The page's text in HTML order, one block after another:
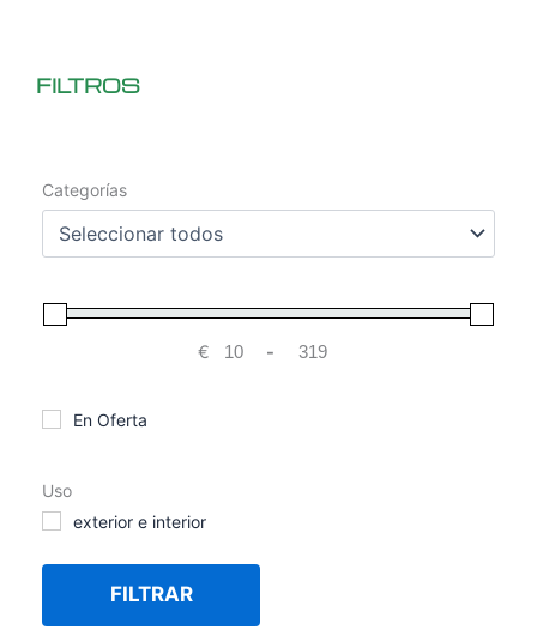
FILTROS
Categorías
€ Minimum Price
- Maximum Price
En Oferta
Uso
exterior e interior
FILTRAR